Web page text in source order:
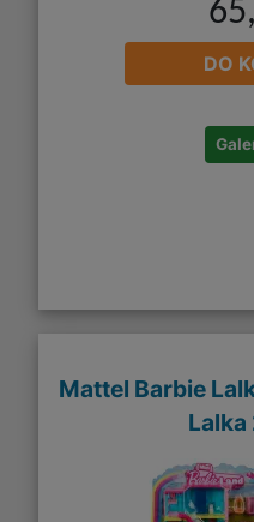
DO
Mattel Barbie
Lalka